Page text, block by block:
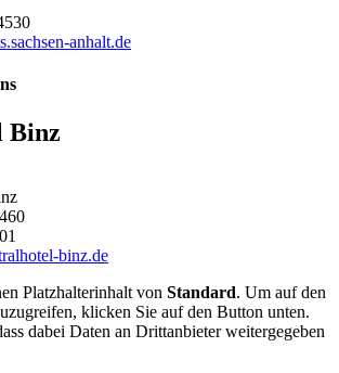
anhalt.de
Binz
binz.de
Platzhalterinhalt von Standard. Um auf den
klicken Sie auf den Button unten.
dabei Daten an Drittanbieter weitergegeben